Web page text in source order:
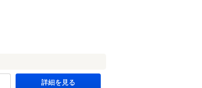
詳細を見る